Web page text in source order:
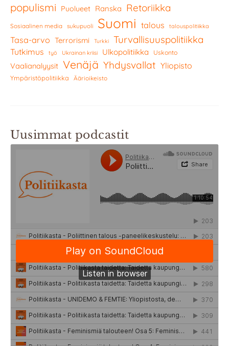
populismi Puolueet Ranska Retoriikka
Sosiaalinen media sukupuoli Suomi talous talouspolitiikka
Tasa-arvo Terrorismi Turkki Turvallisuuspolitiikka
Tutkimus työ Ukrainan kriisi Ulkopolitiikka Uskonto
Vaalianalyysit Venäjä Yhdysvallat Yliopisto
Ympäristöpolitiikka Äärioikeisto
Uusimmat podcastit